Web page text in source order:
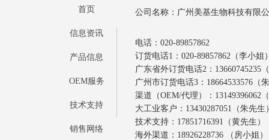
首页
信息资讯
产品信息
OEM服务
技术支持
销售网络
公司名称：广州美基生物科技有限
电话：020-89857862
订货电话1：020-89857862（李小姐
广东省外订货电话2：13660745235
广州市订货电话3：18664533576（
渠道（OEM/代理）：13149396062
大工业客户：13430287051（朱先生
技术支持：17851716391（黄先生）
海外渠道：18926228736 （房小姐）